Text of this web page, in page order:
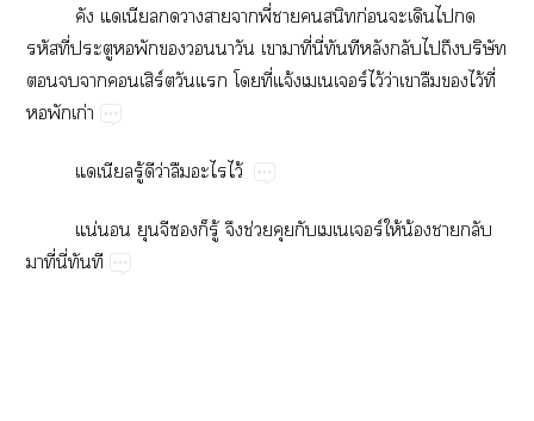
​​​​​​ี่​​​​ก่​​​​​
​ี่​​​​​​​​​​ี่​ี่​​​​​​​ิ​
​​​ิร์​​​​ี่​จ้ร์ไว้​ว่​​​​ไว้​ี่​
​​ก่
​ู้​​ว่​​​ไว้
น่​​​​​ู้​​ช่​​ร์ให้​น้​​​
​ี่​ี่​​